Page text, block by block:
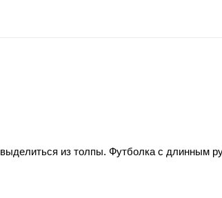
из толпы. Футболка с длинным